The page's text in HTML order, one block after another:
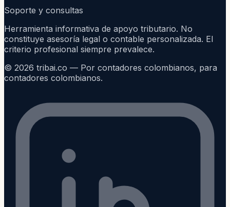
Soporte y consultas
Herramienta informativa de apoyo tributario. No
constituye asesoría legal o contable personalizada. El
criterio profesional siempre prevalece.
© 2026 tribai.co — Por contadores colombianos, para
contadores colombianos.